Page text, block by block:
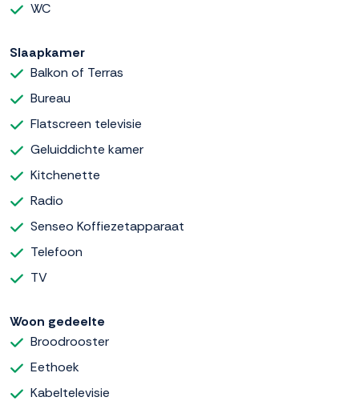
WC
Slaapkamer
Balkon of Terras
Bureau
Flatscreen televisie
Geluiddichte kamer
Kitchenette
Radio
Senseo Koffiezetapparaat
Telefoon
TV
Woon gedeelte
Broodrooster
Eethoek
Kabeltelevisie